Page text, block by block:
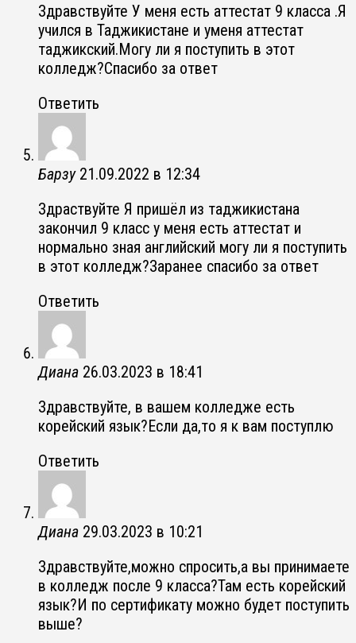
Здравствуйте У меня есть аттестат 9 класса .Я
учился в Таджикистане и уменя аттестат
таджикский.Могу ли я поступить в этот
колледж?Спасибо за ответ
Ответить
Барзу 21.09.2022 в 12:34
Здраствуйте Я пришёл из таджикистана
закончил 9 класс у меня есть аттестат и
нормально зная английский могу ли я поступить
в этот колледж?Заранее спасибо за ответ
Ответить
Диана 26.03.2023 в 18:41
Здравствуйте, в вашем колледже есть
корейский язык?Если да,то я к вам поступлю
Ответить
Диана 29.03.2023 в 10:21
Здравствуйте,можно спросить,а вы принимаете
в колледж после 9 класса?Там есть корейский
язык?И по сертификату можно будет поступить
выше?